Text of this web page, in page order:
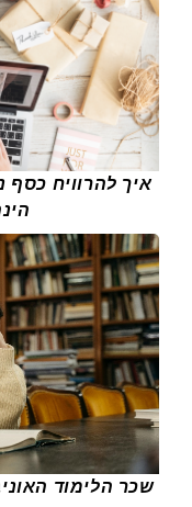
איך להרוויח
שכר הלימוד